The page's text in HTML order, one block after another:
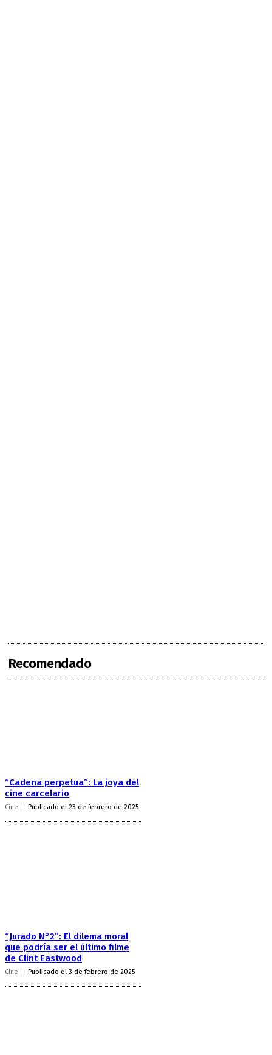
Recomendado
“Cadena perpetua”: La joya del
cine carcelario
Cine Publicado el 23 de febrero de 2025
“Jurado N°2”: El dilema moral
que podría ser el último filme
de Clint Eastwood
Cine Publicado el 3 de febrero de 2025